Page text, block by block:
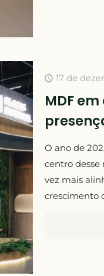
17 de
MDF
O ano de
centro desse
vez mais
crescimento